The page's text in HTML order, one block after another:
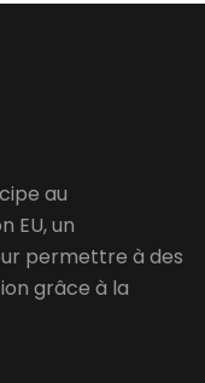
au
EU, un
permettre à des
grâce à la